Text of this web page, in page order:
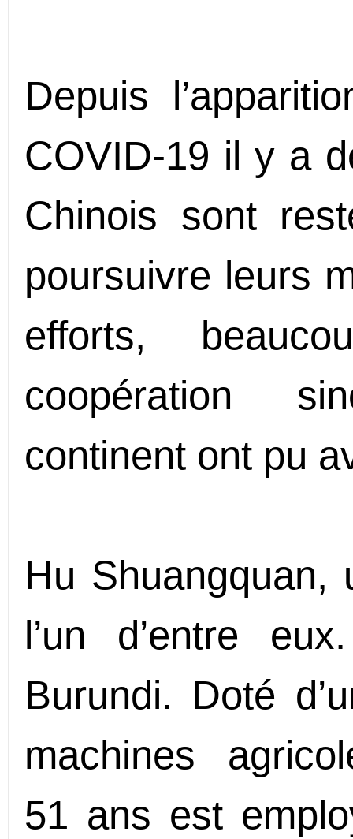
Depuis
COVID-19 il y a
Chinois sont
poursuivre leurs
efforts,
coopération
continent ont pu
Hu Shuangquan,
l’un d’entre
Burundi. Doté
machines
51 ans est